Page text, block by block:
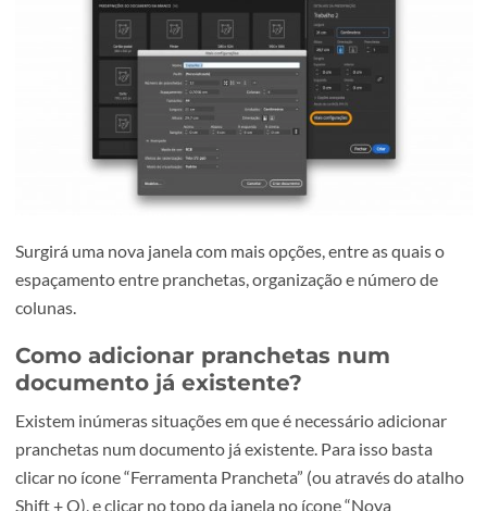
Opção avançada:
Em design gráfico, e principalmente em design editorial é
muito importante manter a organização do espaço de
trabalho. O Illustrator permite configurar o
entre pranchetas e o número de colunas pretendida. Para
clica-se na opção “Mais Configurações”.